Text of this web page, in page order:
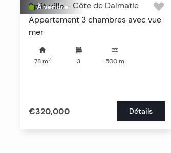
À vendre
Split ville - Côte de Dalmatie
Appartement 3 chambres avec vue
mer
78 m2 3 500m
€320,000 Détails